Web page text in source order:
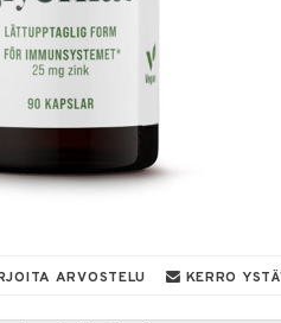
ARVOSTELU KERRO